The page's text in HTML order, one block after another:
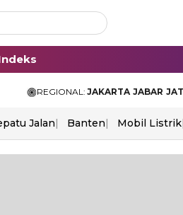
REGIONAL: JAKARTA JABAR
Jalan Banten Mobil Listrik